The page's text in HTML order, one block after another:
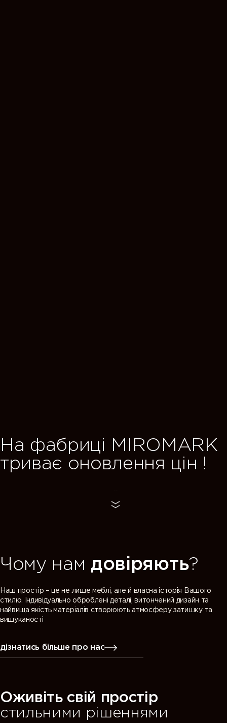
!
щоденною зручністю.
переглянути
Чому нам довіряють?
Наш простір – це не лише меблі, але й власна історія Вашого
стилю. Індивідуально оброблені деталі, витончений дизайн та
найвища якість матеріалів створюють атмосферу затишку та
вишуканості
дізнатись більше про нас
Оживіть свій простір
стильними рішеннями